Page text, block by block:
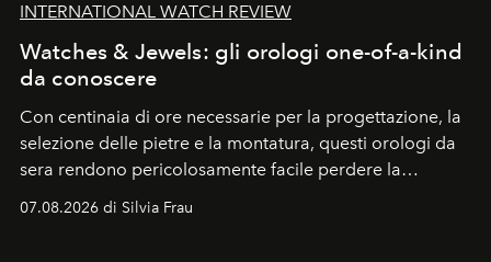
INTERNATIONAL WATCH REVIEW
Watches & Jewels: gli orologi one-of-a-kind
da conoscere
Con centinaia di ore necessarie per la progettazione, la
selezione delle pietre e la montatura, questi orologi da
sera rendono pericolosamente facile perdere la
cognizione del tempo. Ma con quadranti così
07.08.2026 di Silvia Frau